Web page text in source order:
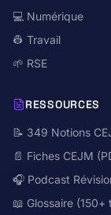
💻 Numérique
👷 Travail
🌱 RSE
RESSOURCES
📝 349 Notions
📄 Fiches CEJM
🎧 Podcast
📖 Glossaire (150+